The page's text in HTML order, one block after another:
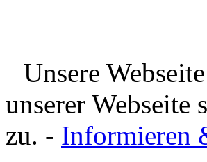
Unsere
unserer Webseite
zu. - Informieren